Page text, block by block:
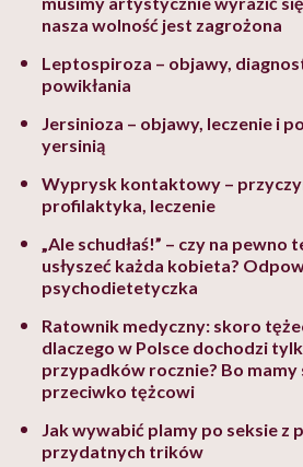
nasza wolność jest zagrożona
Leptospiroza – objawy,
powikłania
Jersinioza – objawy, leczenie i
yersinią
Wyprysk kontaktowy –
profilaktyka, leczenie
„Ale schudłaś!” – czy na pewno
usłyszeć każda kobieta?
psychodietetyczka
Ratownik medyczny: skoro
dlaczego w Polsce dochodzi
przypadków rocznie? Bo mamy
przeciwko tężcowi
Jak wywabić plamy po seksie z
przydatnych trików